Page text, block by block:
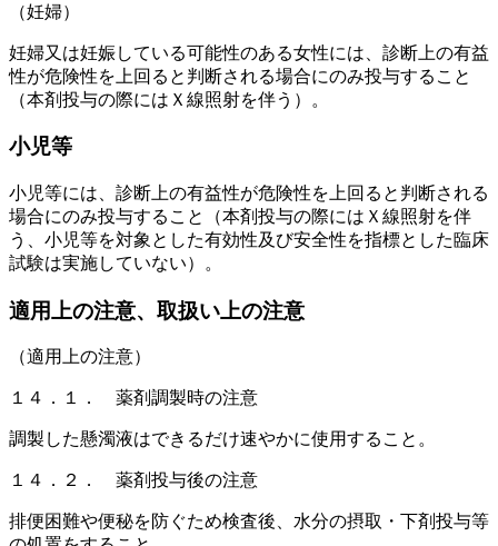
（妊婦）
妊婦又は妊娠している可能性のある女性には、診断上の有益
性が危険性を上回ると判断される場合にのみ投与すること
（本剤投与の際にはＸ線照射を伴う）。
小児等
小児等には、診断上の有益性が危険性を上回ると判断される
場合にのみ投与すること（本剤投与の際にはＸ線照射を伴
う、小児等を対象とした有効性及び安全性を指標とした臨床
試験は実施していない）。
適用上の注意、取扱い上の注意
（適用上の注意）
１４．１． 薬剤調製時の注意
調製した懸濁液はできるだけ速やかに使用すること。
１４．２． 薬剤投与後の注意
排便困難や便秘を防ぐため検査後、水分の摂取・下剤投与等